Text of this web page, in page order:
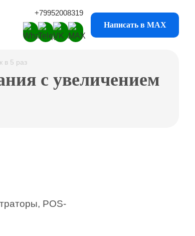
+79952008319
Написать в MAX
в 5 раз
с увеличением
POS-